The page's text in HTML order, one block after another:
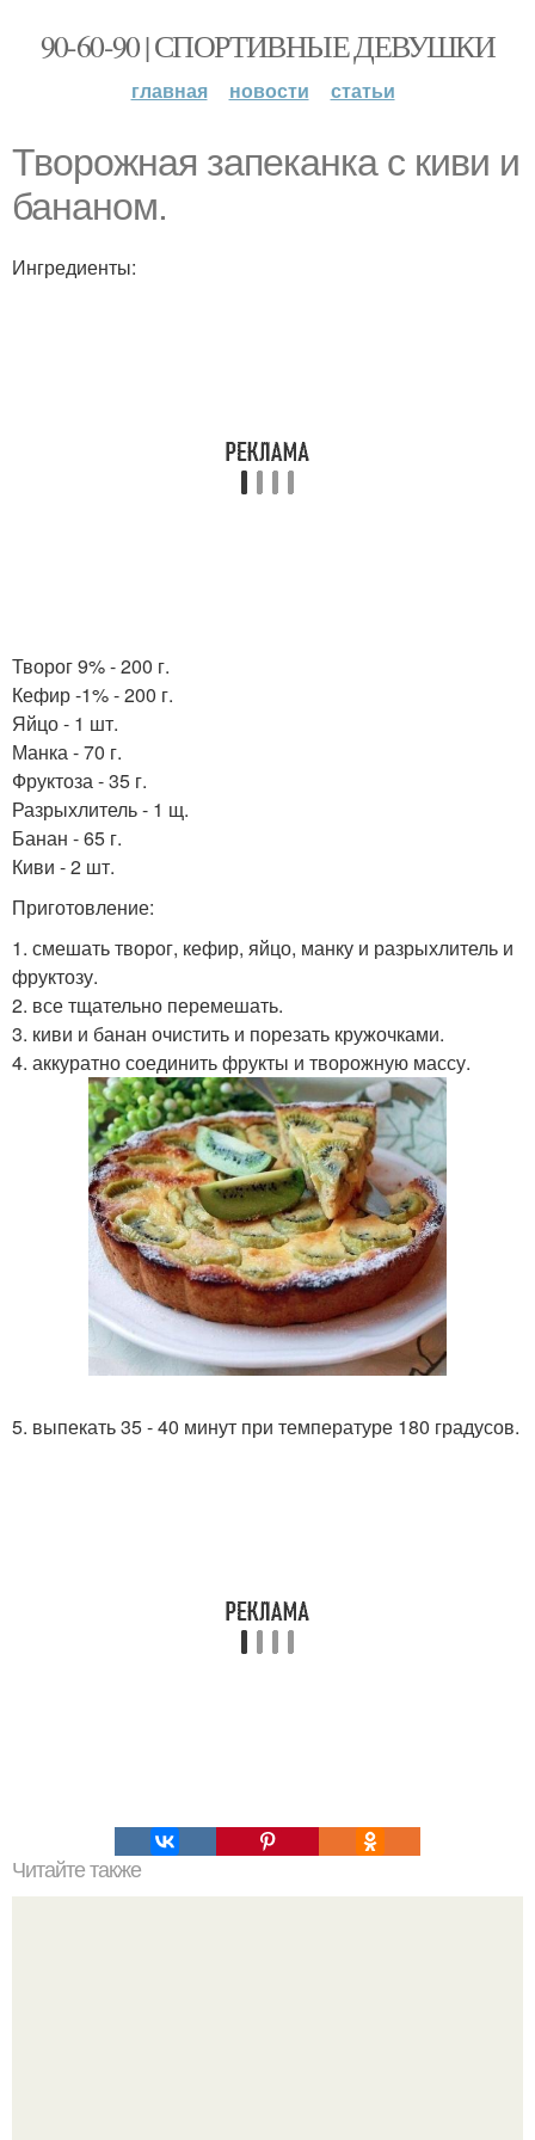
90-60-90 | СПОРТИВНЫЕ ДЕВУШКИ
главная новости статьи
Творожная запеканка с киви и
бананом.
Ингредиенты:
Творог 9% - 200 г.
Кефир -1% - 200 г.
Яйцо - 1 шт.
Манка - 70 г.
Фруктоза - 35 г.
Разрыхлитель - 1 щ.
Банан - 65 г.
Киви - 2 шт.
Приготовление:
1. смешать творог, кефир, яйцо, манку и разрыхлитель и
фруктозу.
2. все тщательно перемешать.
3. киви и банан очистить и порезать кружочками.
4. аккуратно соединить фрукты и творожную массу.
5. выпекать 35 - 40 минут при температуре 180 градусов.
Читайте также